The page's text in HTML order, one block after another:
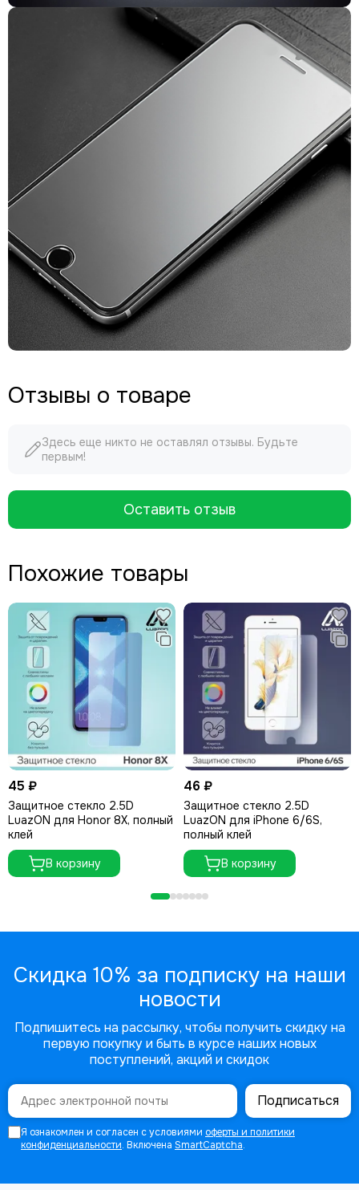
Отзывы о товаре
Здесь еще никто не оставлял отзывы. Будьте
первым!
Оставить отзыв
Похожие товары
45 ₽
Защитное стекло 2.5D
LuazON для Honor 8X, полный
клей
В корзину
46 ₽
Защитное стекло 2.5D
LuazON для iPhone 6/6S,
полный клей
В корзину
Скидка 10% за подписку на наши
новости
Подпишитесь на рассылку, чтобы получить скидку на
первую покупку и быть в курсе наших новых
поступлений, акций и скидок
Подписаться
Я ознакомлен и согласен с условиями оферты и политики
конфиденциальности. Включена SmartCaptcha.